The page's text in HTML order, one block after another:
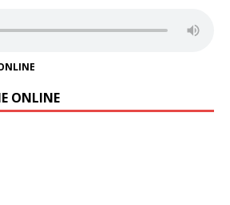
ONLINE